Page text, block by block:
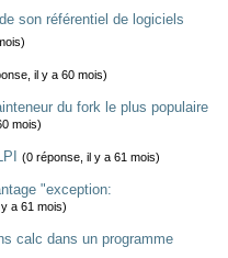
son référentiel de logiciels
il y a 60 mois)
du fork le plus populaire
mois)
(0 réponse, il y a 61 mois)
"exception:
a 61 mois)
calc dans un programme